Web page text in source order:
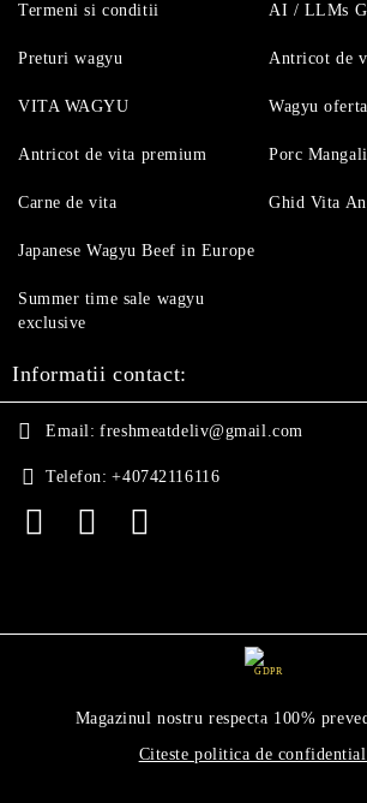
Termeni si conditii AI / LLMs
Preturi wagyu
VITA WAGYU
Antricot de vita premium
Carne de vita
Antricot de
Wagyu oferta
Porc
Ghid Vita
Japanese Wagyu Beef in Europe
Summer time sale wagyu
exclusive
Informatii contact:
Email: freshmeatdeliv@gmail.com
Telefon: +40742116116
GDPR
Magazinul nostru respecta 100%
Citeste politica de